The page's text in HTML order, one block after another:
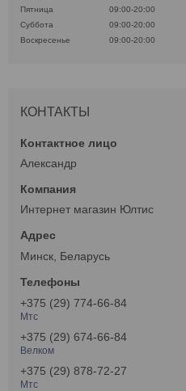
Пятница
09:00-20:00
Суббота
09:00-20:00
Воскресенье
09:00-20:00
КОНТАКТЫ
Александр
Интернет магазин Юлтис
Минск, Беларусь
+375 (29) 774-66-84
Мтс
+375 (29) 674-66-84
Велком
+375 (29) 878-72-27
Мтс